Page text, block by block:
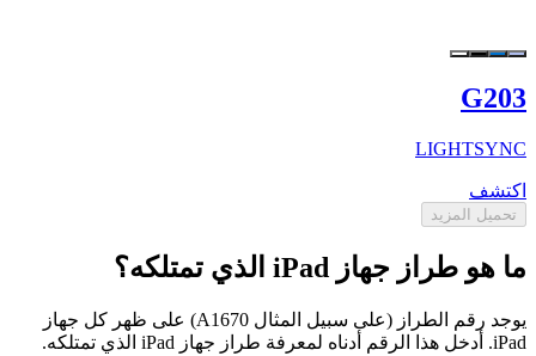
G203
LIGHTSYNC
اكتشف
تحميل المزيد
ما هو طراز جهاز iPad الذي تمتلكه؟
يوجد رقم الطراز (على سبيل المثال A1670) على ظهر كل جهاز
iPad. أدخل هذا الرقم أدناه لمعرفة طراز جهاز iPad الذي تمتلكه.